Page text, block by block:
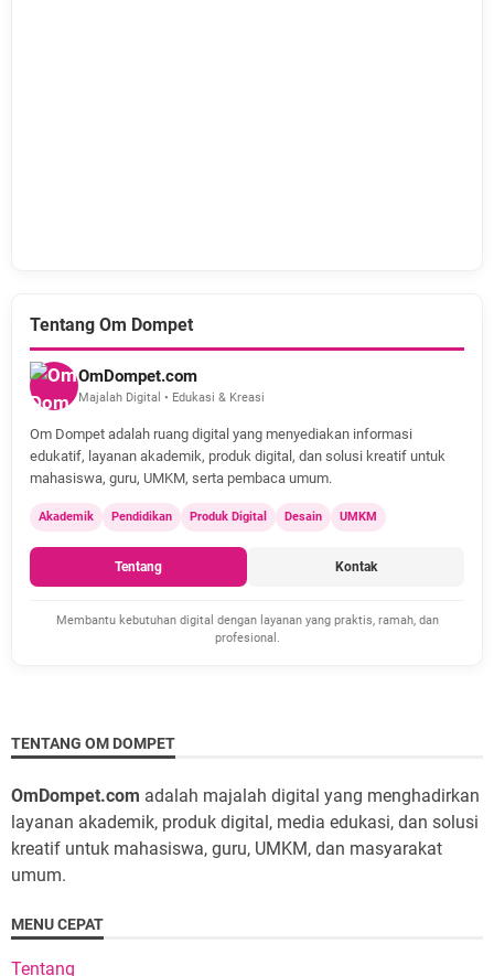
Tentang Om Dompet
OmDompet.com
Majalah Digital • Edukasi & Kreasi
Om Dompet adalah ruang digital yang menyediakan informasi
edukatif, layanan akademik, produk digital, dan solusi kreatif untuk
mahasiswa, guru, UMKM, serta pembaca umum.
Akademik Pendidikan Produk Digital Desain UMKM
Tentang Kontak
Membantu kebutuhan digital dengan layanan yang praktis, ramah, dan
profesional.
TENTANG OM DOMPET
OmDompet.com adalah majalah digital yang menghadirkan
layanan akademik, produk digital, media edukasi, dan solusi
kreatif untuk mahasiswa, guru, UMKM, dan masyarakat
umum.
MENU CEPAT
Tentang